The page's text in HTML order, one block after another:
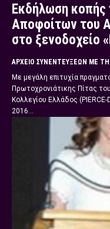
Εκδήλωση κοπής
Αποφοίτων του
στο ξενοδοχείο
ΑΡΧΕΊΟ ΣΥΝΕΝΤΕΎΞΕΩΝ ΜΕ ΤΗ
Με μεγάλη επιτυχία
Πρωτοχρονιάτικης Πίτας
Κολλεγίου Ελλάδος
2016...